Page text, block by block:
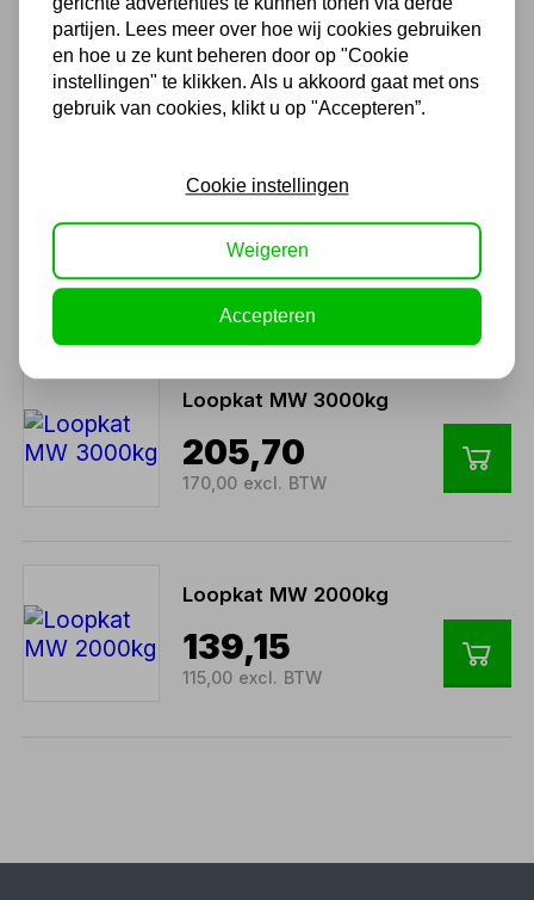
Loopkat MW 1000kg
102,85
85,00 excl. BTW
78,65
65,00 excl. BTW
Loopkat MW 3000kg
205,70
170,00 excl. BTW
Loopkat MW 2000kg
139,15
115,00 excl. BTW
partijen. Lees meer over hoe wij cookies gebruiken
en hoe u ze kunt beheren door op "Cookie
instellingen" te klikken. Als u akkoord gaat met ons
gebruik van cookies, klikt u op "Accepteren”.
Cookie instellingen
Weigeren
Accepteren